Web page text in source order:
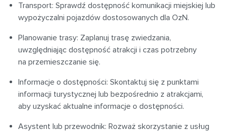
Transport: Sprawdź dostępność komunikacji miejskiej lub
wypożyczalni pojazdów dostosowanych dla OzN.
Planowanie trasy: Zaplanuj trasę zwiedzania,
uwzględniając dostępność atrakcji i czas potrzebny
na przemieszczanie się.
Informacje o dostępności: Skontaktuj się z punktami
informacji turystycznej lub bezpośrednio z atrakcjami,
aby uzyskać aktualne informacje o dostępności.
Asystent lub przewodnik: Rozważ skorzystanie z usług